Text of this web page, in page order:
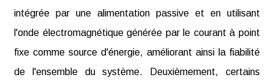
intégrée par une alimentation passive et en utilisant
l'onde électromagnétique générée par le courant à point
fixe comme source d'énergie, améliorant ainsi la fiabilité
de l'ensemble du système. Deuxièmement, certains